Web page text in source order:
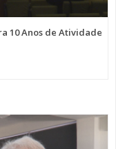
10 Anos de Atividade